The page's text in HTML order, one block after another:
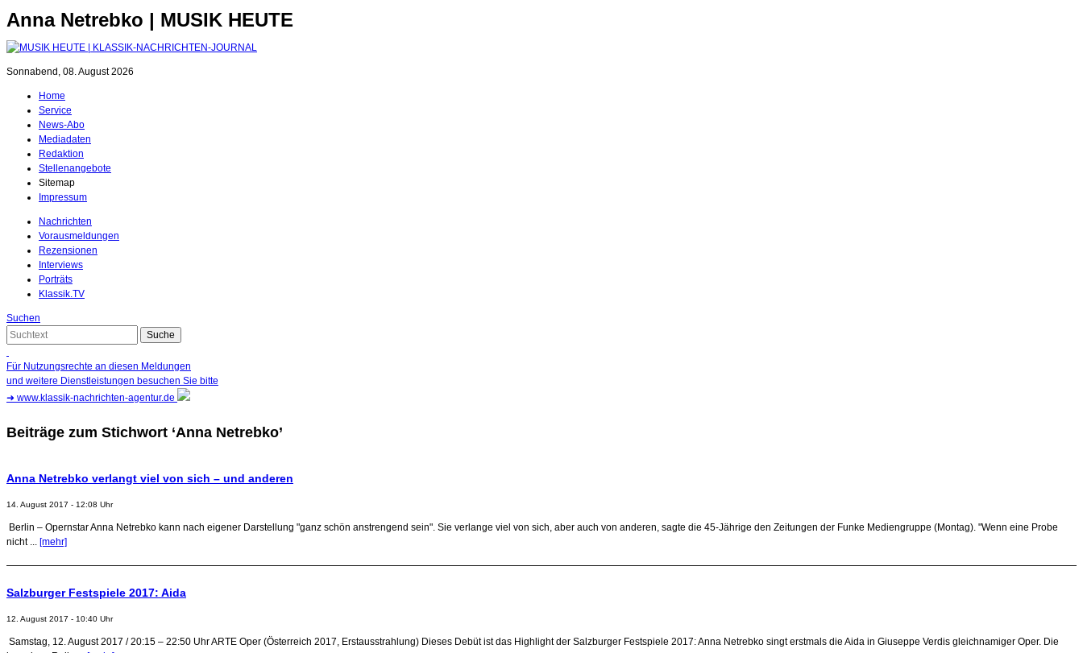
Anna Netrebko | MUSIK HEUTE
Sonnabend, 08. August 2026
Home
Service
News-Abo
Mediadaten
Redaktion
Stellenangebote
Sitemap
Impressum
Nachrichten
Vorausmeldungen
Rezensionen
Interviews
Porträts
Klassik.TV
Suchen
Für Nutzungsrechte an diesen Meldungen
und weitere Dienstleistungen besuchen Sie bitte
➜ www.klassik-nachrichten-agentur.de
Beiträge zum Stichwort ‘Anna Netrebko’
Anna Netrebko verlangt viel von sich – und anderen
14. August 2017 - 12:08 Uhr
Berlin – Opernstar Anna Netrebko kann nach eigener Darstellung "ganz schön anstrengend sein". Sie verlange viel von sich, aber auch von anderen, sagte die 45-Jährige den Zeitungen der Funke Mediengruppe (Montag). "Wenn eine Probe
nicht ... [mehr]
Salzburger Festspiele 2017: Aida
12. August 2017 - 10:40 Uhr
Samstag, 12. August 2017 / 20:15 – 22:50 Uhr ARTE Oper (Österreich 2017, Erstausstrahlung) Dieses Debüt ist das Highlight der Salzburger Festspiele 2017: Anna Netrebko singt erstmals die Aida in Giuseppe Verdis gleichnamiger Oper. Die